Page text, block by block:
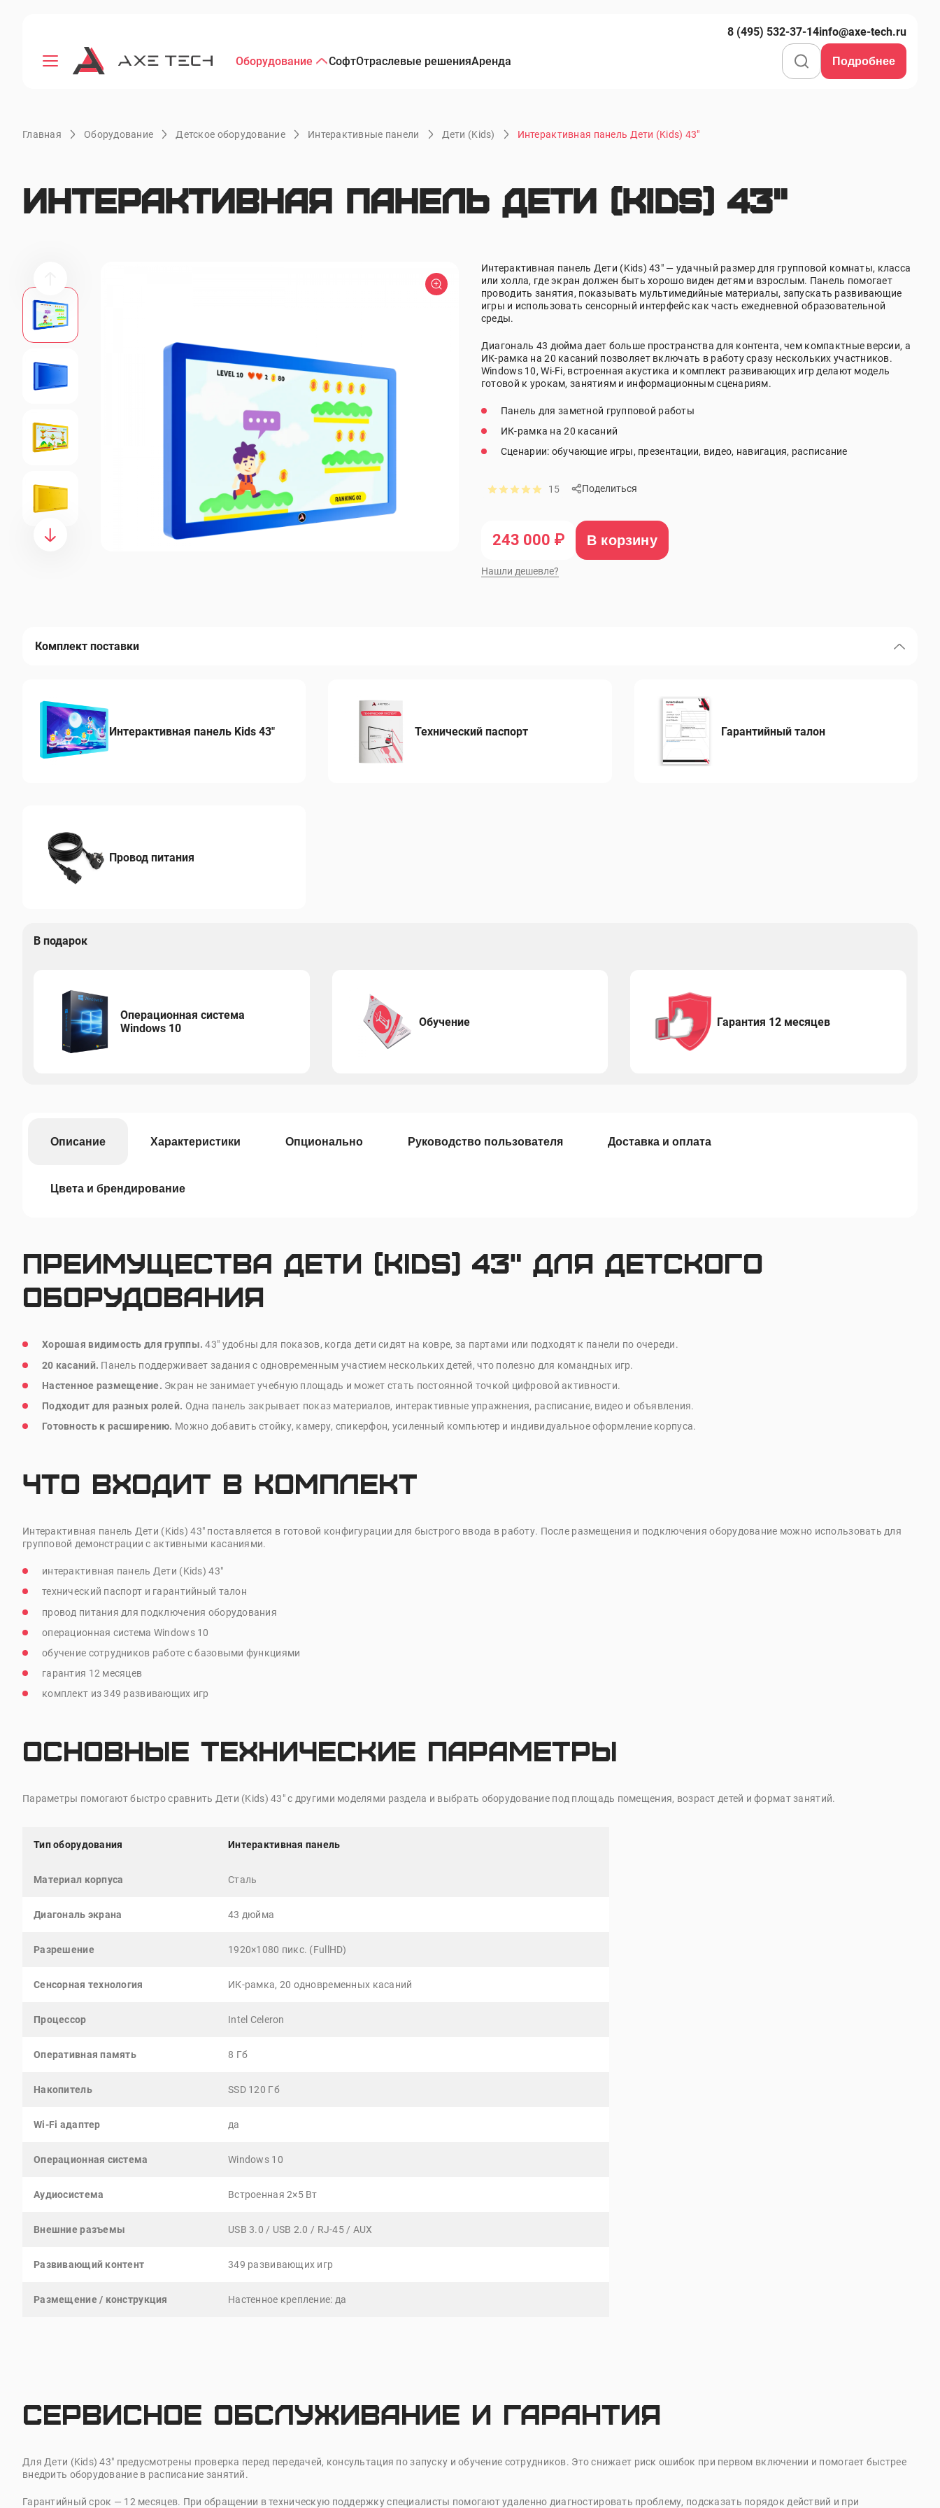
8 (495) 532-37-14info@axe-tech.ru
Оборудование СофтОтраслевые решенияАренда Подробнее
Главная Оборудование Детское оборудование Интерактивные панели Дети (Kids) Интерактивная панель Дети (Kids) 43"
Интерактивная панель Дети (Kids) 43"
Интерактивная панель Дети (Kids) 43" — удачный размер для групповой комнаты, класса
или холла, где экран должен быть хорошо виден детям и взрослым. Панель помогает
проводить занятия, показывать мультимедийные материалы, запускать развивающие
игры и использовать сенсорный интерфейс как часть ежедневной образовательной
среды.
Диагональ 43 дюйма дает больше пространства для контента, чем компактные версии, а
ИК-рамка на 20 касаний позволяет включать в работу сразу нескольких участников.
Windows10,Wi-Fi, встроенная акустика и комплект развивающих игр делают модель
готовой к урокам, занятиям и информационным сценариям.
Панель для заметной групповой работы
ИК-рамка на 20 касаний
Сценарии: обучающие игры, презентации, видео, навигация, расписание
15 Поделиться
243 000 ₽ В корзину
Нашли дешевле?
Комплект поставки
Интерактивная панель Kids 43" Технический паспорт Гарантийный талон
Провод питания
В подарок
Операционная система
Windows 10
Обучение Гарантия 12 месяцев
Описание Характеристики Опционально Руководство пользователя Доставка и оплата
Цвета и брендирование
Преимущества Дети (Kids) 43" для детского
оборудования
Хорошая видимость для группы. 43" удобны для показов, когда дети сидят на ковре, за партами или подходят к панели по очереди.
20 касаний. Панель поддерживает задания с одновременным участием нескольких детей, что полезно для командных игр.
Настенное размещение. Экран не занимает учебную площадь и может стать постоянной точкой цифровой активности.
Подходит для разных ролей. Одна панель закрывает показ материалов, интерактивные упражнения, расписание, видео и объявления.
Готовность к расширению. Можно добавить стойку, камеру, спикерфон, усиленный компьютер и индивидуальное оформление корпуса.
Что входит в комплект
Интерактивная панель Дети (Kids) 43" поставляется в готовой конфигурации для быстрого ввода в работу. После размещения и подключения оборудование можно использовать для
групповой демонстрации с активными касаниями.
интерактивная панель Дети (Kids) 43"
технический паспорт и гарантийный талон
провод питания для подключения оборудования
операционная система Windows 10
обучение сотрудников работе с базовыми функциями
гарантия 12 месяцев
комплект из 349 развивающих игр
Основные технические параметры
Параметры помогают быстро сравнить Дети (Kids) 43" с другими моделями раздела и выбрать оборудование под площадь помещения, возраст детей и формат занятий.
Тип оборудования Интерактивная панель
Материал корпуса Сталь
Диагональ экрана 43 дюйма
Разрешение 1920×1080 пикс. (FullHD)
Сенсорная технология ИК-рамка, 20 одновременных касаний
Процессор Intel Celeron
Оперативная память 8 Гб
Накопитель SSD 120 Гб
Wi-Fi адаптер да
Операционная система Windows 10
Аудиосистема Встроенная 2×5 Вт
Внешние разъемы USB 3.0 / USB 2.0 / RJ-45 / AUX
Развивающий контент 349 развивающих игр
Размещение / конструкция Настенное крепление: да
Сервисное обслуживание и гарантия
Для Дети (Kids) 43" предусмотрены проверка перед передачей, консультация по запуску и обучение сотрудников. Это снижает риск ошибок при первом включении и помогает быстрее
внедрить оборудование в расписание занятий.
Гарантийный срок — 12 месяцев. При обращении в техническую поддержку специалисты помогают удаленно диагностировать проблему, подсказать порядок действий и при